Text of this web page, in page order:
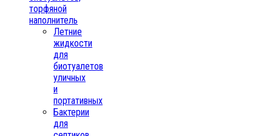
торфяной
наполнитель
Летние
жидкости
для
биотуалетов
уличных
и
портативных
Бактерии
для